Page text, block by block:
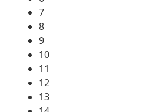
7
8
9
10
11
12
13